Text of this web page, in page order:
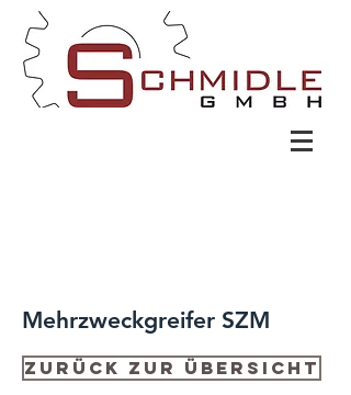
Mehrzweckgreifer SZM
Zurück zur Übersicht